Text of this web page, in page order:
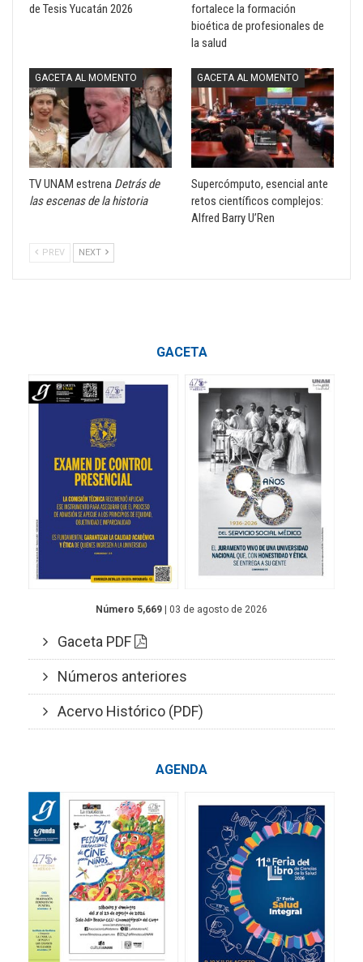
de Tesis Yucatán 2026
fortalece la formación
bioética de profesionales de
la salud
GACETA AL MOMENTO
TV UNAM estrena Detrás de
las escenas de la historia
GACETA AL MOMENTO
Supercómputo, esencial ante
retos científicos complejos:
Alfred Barry U’Ren
PREV NEXT
GACETA
Número 5,669 | 03 de agosto de 2026
Gaceta PDF
Números anteriores
Acervo Histórico (PDF)
AGENDA